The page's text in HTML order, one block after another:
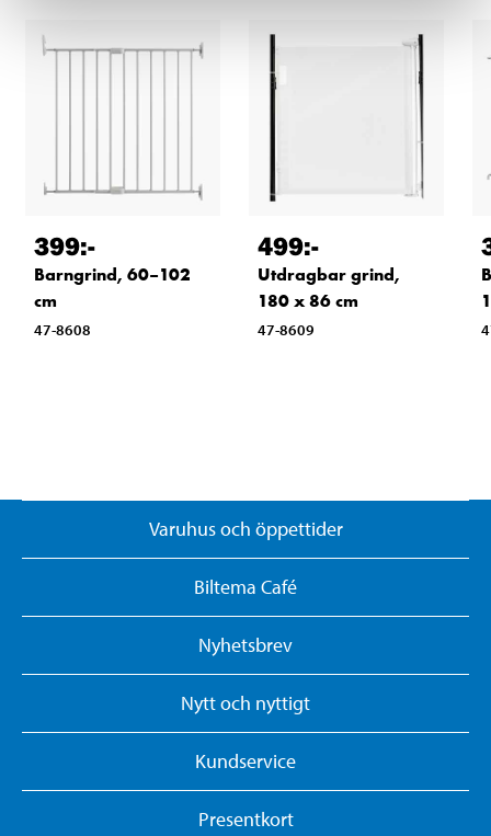
399:-
Barngrind, 60–102
cm
47-8608
499:-
Utdragbar grind,
180 x 86 cm
47-8609
Varuhus och öppettider
Biltema Café
Nyhetsbrev
Nytt och nyttigt
Kundservice
Presentkort